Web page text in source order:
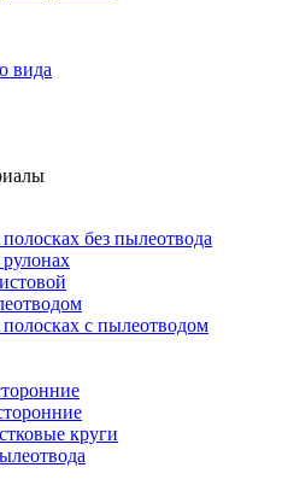
вида
без пылеотвода
с пылеотводом
круги